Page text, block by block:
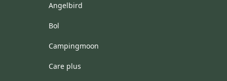
Angelbird
Bol
Campingmoon
Care plus